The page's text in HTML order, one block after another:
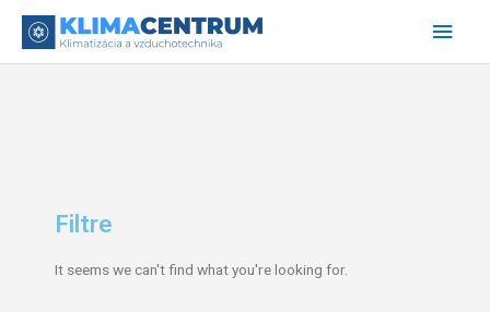
Filtre
It seems we can't find what you're looking for.